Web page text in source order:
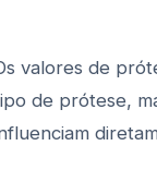
valores de
de prótese,